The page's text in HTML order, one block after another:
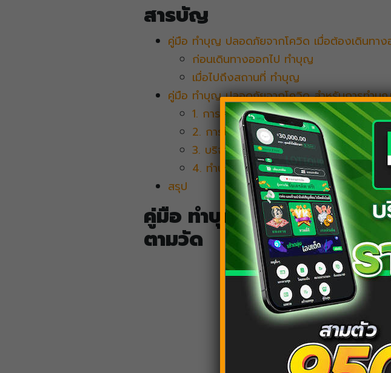
สารบัญ
คู่มือ ทำบุญ​ ปลอดภัย​จากโควิด เมื่อต้องเดินทา
ก่อนเดินทางออกไป ทำบุญ
เมื่อไปถึงสถานที่ ทำบุญ
คู่มือ ทำบุญ​ ปลอดภัย​จากโควิด สำหรับการทำบุ
1. การสวดคาถาอิติปิโส 8 ทิศ เสริมดวงตา
2. การไหว้พระที่บ้าน
3. บริจาคของที่ไม่ใช้แล้ว
4. ทำบุญออนไลน์
สรุป
คู่มือ ทำบุญ​ ปลอดภัย​จากโค
ตามวัด